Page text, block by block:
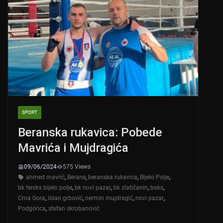
SPORT
Beranska rukavica: Pobede
Mavrića i Mujdragića
09/06/2024
575 Views
ahmed mavrić, Berane, beranska rukavica, Bijelo Polje,
bk feniks bijelo polje, bk novi pazar, bk zlatičanin, boks,
Crna Gora, ildan grbović, nermin mujdragić, novi pazar,
Podgorica, stefan skrobanović